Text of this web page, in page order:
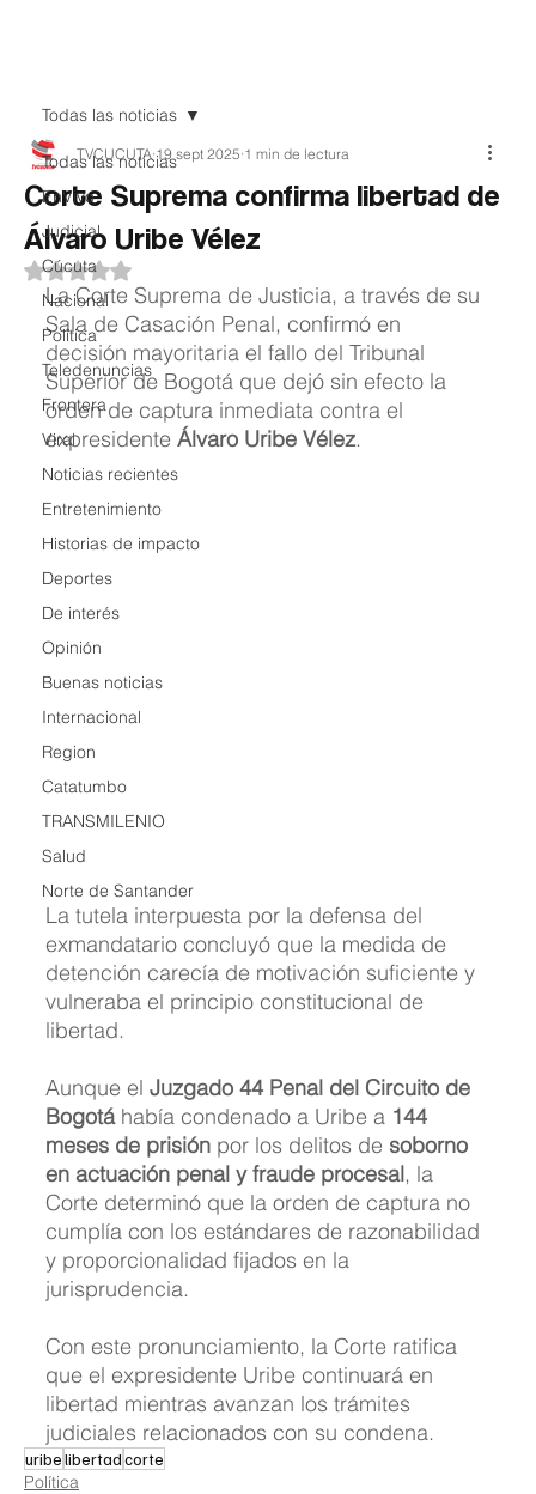
Todas las noticias
EnVivo
Judicial
Cúcuta
Nacional
Política
Teledenuncias
Frontera
Viral
Noticias recientes
Entretenimiento
Historias de impacto
Deportes
De interés
Opinión
Buenas noticias
Internacional
Region
Catatumbo
TRANSMILENIO
Salud
Norte de Santander
Todas las noticias
Corte Suprema confirma libertad de
Álvaro Uribe Vélez
TVCUCUTA 19 sept 2025 1 min de lectura
Obtuvo NaN de 5 estrellas.
La Corte Suprema de Justicia, a través de su
Sala de Casación Penal, confirmó en
decisión mayoritaria el fallo del Tribunal
Superior de Bogotá que dejó sin efecto la
orden de captura inmediata contra el
expresidente Álvaro Uribe Vélez.
La tutela interpuesta por la defensa del
exmandatario concluyó que la medida de
detención carecía de motivación suficiente y
vulneraba el principio constitucional de
libertad.
Aunque el Juzgado 44 Penal del Circuito de
Bogotá había condenado a Uribe a 144
meses de prisión por los delitos de soborno
en actuación penal y fraude procesal, la
Corte determinó que la orden de captura no
cumplía con los estándares de razonabilidad
y proporcionalidad fijados en la
jurisprudencia.
Con este pronunciamiento, la Corte ratifica
que el expresidente Uribe continuará en
libertad mientras avanzan los trámites
judiciales relacionados con su condena.
uribelibertadcorte
Política